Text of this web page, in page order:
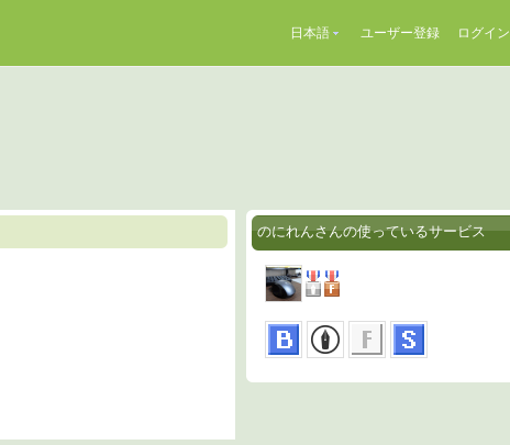
日本語 ユーザー登録 ログイン
のにれんさんの使っているサービス